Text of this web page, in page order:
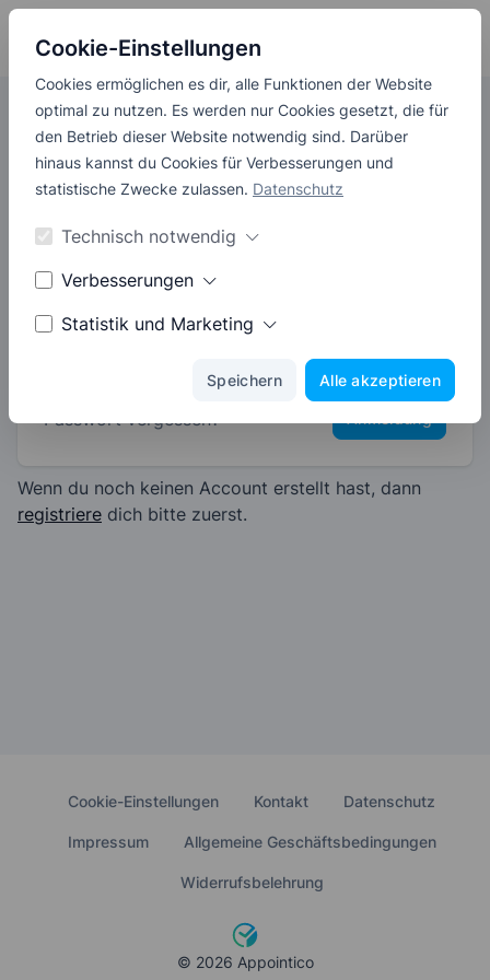
APPOINTICO
Anmeldung
Passwort vergessen?
Wenn du noch keinen Account erstellt hast, dann
registriere dich bitte zuerst.
© 2026 Appointico
Cookie-Einstellungen Kontakt Datenschutz
Impressum Allgemeine Geschäftsbedingungen
Widerrufsbelehrung
Cookie-Einstellungen
Cookies ermöglichen es dir, alle Funktionen der Website
optimal zu nutzen. Es werden nur Cookies gesetzt, die für
den Betrieb dieser Website notwendig sind. Darüber
hinaus kannst du Cookies für Verbesserungen und
statistische Zwecke zulassen. Datenschutz
Technisch notwendig
Verbesserungen
Statistik und Marketing